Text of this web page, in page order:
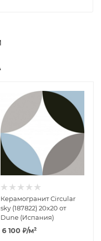
Керамогранит Circular
sky (187822) 20x20 от
Dune (Испания)
6 100 ₽/м²